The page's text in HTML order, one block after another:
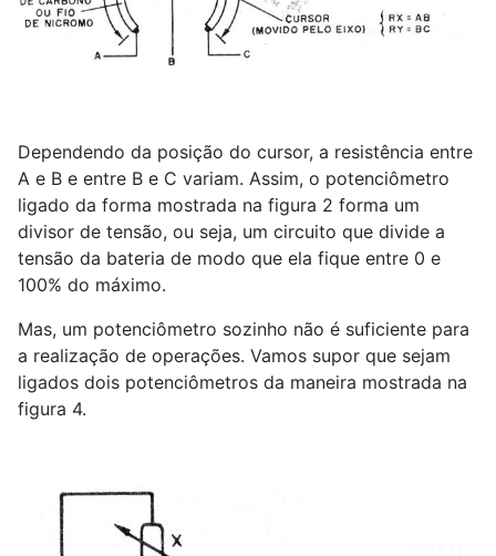
Dependendo da posição do cursor, a resistência entre
A e B e entre B e C variam. Assim, o potenciômetro
ligado da forma mostrada na figura 2 forma um
divisor de tensão, ou seja, um circuito que divide a
tensão da bateria de modo que ela fique entre 0 e
100% do máximo.
Mas, um potenciômetro sozinho não é suficiente para
a realização de operações. Vamos supor que sejam
ligados dois potenciômetros da maneira mostrada na
figura 4.